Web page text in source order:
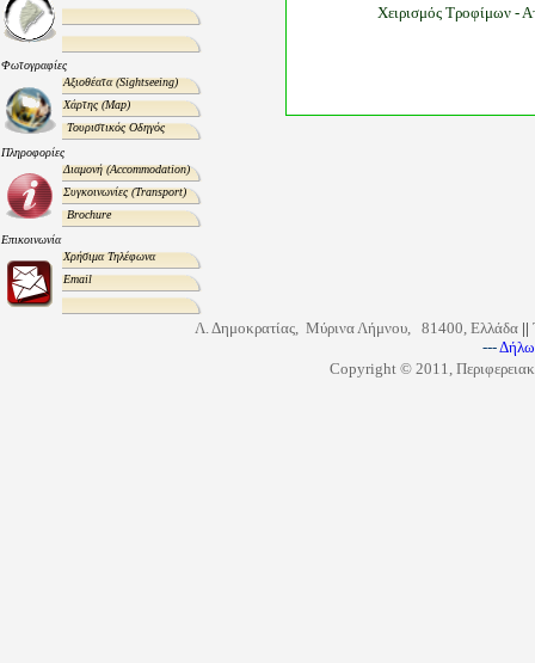
Φωτογραφίες
Αξιοθέατα(Sightseeing)
Χάρτης(Map)
Τουριστικός Οδηγός
Πληροφορίες
Διαμονή(Accommodation)
Συγκοινωνίες(Transport)
Brochure
Επικοινωνία
Χρήσιμα Τηλέφωνα
Email
Χειρισμός Τροφίμων -
Λ. Δημοκρατίας, Μύρινα Λήμνου, 81400, Ελλάδα ||
---
Copyright © 2011,